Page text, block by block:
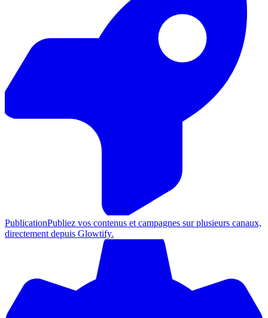
PublicationPubliez vos contenus et campagnes sur plusieurs canaux,
directement depuis Glowtify.